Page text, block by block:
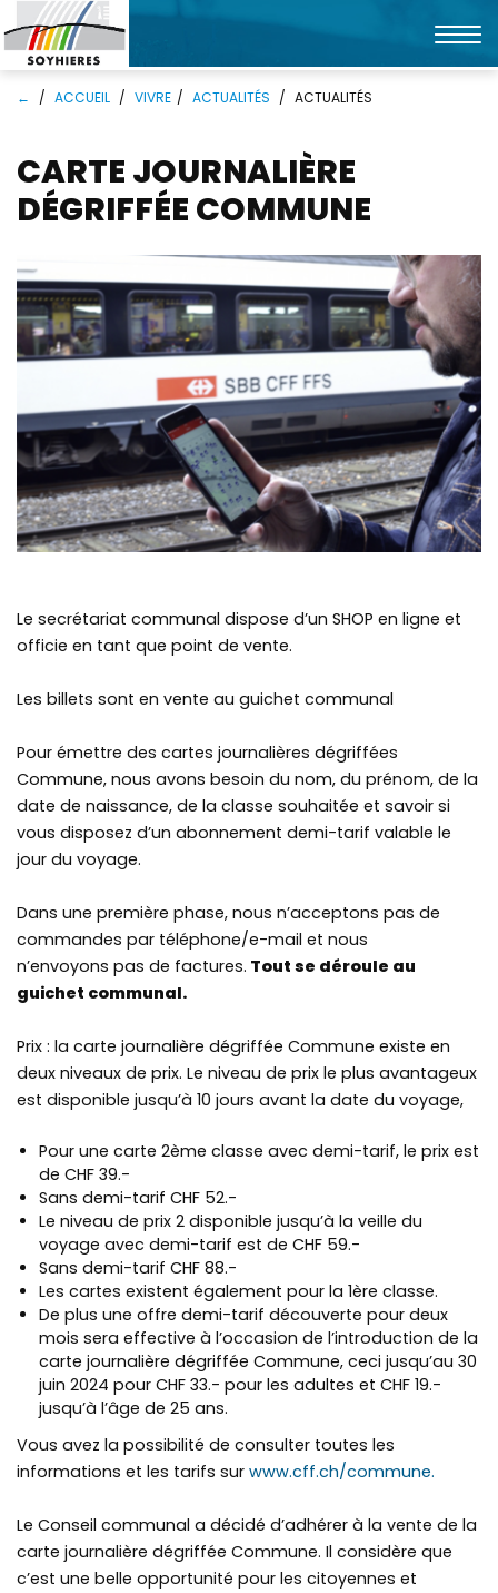
clés
Rechercher
la
← ACCUEIL VIVRE ACTUALITÉS ACTUALITÉS
CARTE JOURNALIÈRE
DÉGRIFFÉE COMMUNE
Le secrétariat communal dispose d’un SHOP en ligne et
officie en tant que point de vente.
Les billets sont en vente au guichet communal
Pour émettre des cartes journalières dégriffées
Commune, nous avons besoin du nom, du prénom, de la
date de naissance, de la classe souhaitée et savoir si
vous disposez d’un abonnement demi-tarif valable le
jour du voyage.
Dans une première phase, nous n’acceptons pas de
commandes par téléphone/e-mail et nous
n’envoyons pas de factures. Tout se déroule au
guichet communal.
Prix : la carte journalière dégriffée Commune existe en
deux niveaux de prix. Le niveau de prix le plus avantageux
est disponible jusqu’à 10 jours avant la date du voyage,
Pour une carte 2ème classe avec demi-tarif, le prix est
de CHF 39.-
Sans demi-tarif CHF 52.-
Le niveau de prix 2 disponible jusqu’à la veille du
voyage avec demi-tarif est de CHF 59.-
Sans demi-tarif CHF 88.-
Les cartes existent également pour la 1ère classe.
De plus une offre demi-tarif découverte pour deux
mois sera effective à l’occasion de l’introduction de la
carte journalière dégriffée Commune, ceci jusqu’au 30
juin 2024 pour CHF 33.- pour les adultes et CHF 19.-
jusqu’à l’âge de 25 ans.
Vous avez la possibilité de consulter toutes les
informations et les tarifs sur www.cff.ch/commune.
Le Conseil communal a décidé d’adhérer à la vente de la
carte journalière dégriffée Commune. Il considère que
c’est une belle opportunité pour les citoyennes et